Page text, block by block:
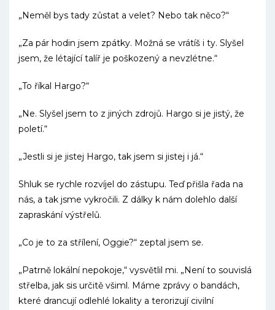
„Neměl bys tady zůstat a velet? Nebo tak něco?“
„Za pár hodin jsem zpátky. Možná se vrátíš i ty. Slyšel
jsem, že létající talíř je poškozený a nevzlétne.“
„To říkal Hargo?“
„Ne. Slyšel jsem to z jiných zdrojů. Hargo si je jistý, že
poletí.“
„Jestli si je jistej Hargo, tak jsem si jistej i já.“
Shluk se rychle rozvíjel do zástupu. Teď přišla řada na
nás, a tak jsme vykročili. Z dálky k nám dolehlo další
zapraskání výstřelů.
„Co je to za střílení, Oggie?“ zeptal jsem se.
„Patrně lokální nepokoje,“ vysvětlil mi. „Není to souvislá
střelba, jak sis určitě všiml. Máme zprávy o bandách,
které drancují odlehlé lokality a terorizují civilní